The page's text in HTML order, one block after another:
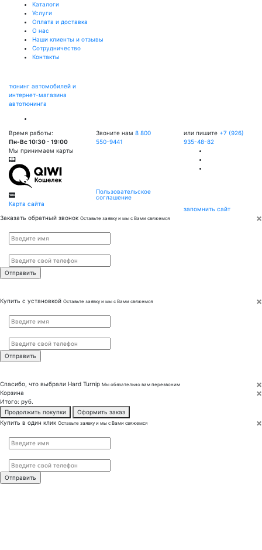
Каталоги
Услуги
Оплата и доставка
О нас
Наши клиенты и отзывы
Сотрудничество
Контакты
тюнинг автомобилей и
интернет-магазина
автотюнинга
Время работы:
Пн-Вс 10:30 - 19:00
Мы принимаем карты
Карта сайта
Звоните нам 8 800
550-9441
Пользовательское
соглашение
или пишите +7 (926)
935-48-82
запомнить сайт
×
Заказать обратный звонок Оставьте заявку и мы с Вами свяжемся
×
Купить с установкой Оставьте заявку и мы с Вами свяжемся
×
Спасибо, что выбрали Hard Turnip Мы обязательно вам перезвоним
×
Корзина
Итого: руб.
Продолжить покупки
Оформить заказ
×
Купить в один клик Оставьте заявку и мы с Вами свяжемся